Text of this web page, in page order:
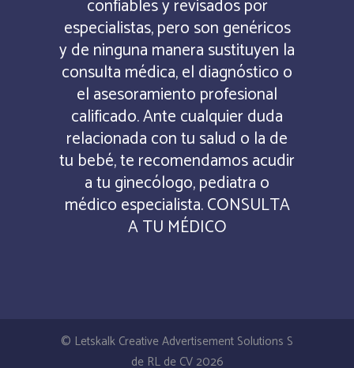
confiables y revisados por
especialistas, pero son genéricos
y de ninguna manera sustituyen la
consulta médica, el diagnóstico o
el asesoramiento profesional
calificado. Ante cualquier duda
relacionada con tu salud o la de
tu bebé, te recomendamos acudir
a tu ginecólogo, pediatra o
médico especialista. CONSULTA
A TU MÉDICO
© Letskalk Creative Advertisement Solutions S
de RL de CV 2026